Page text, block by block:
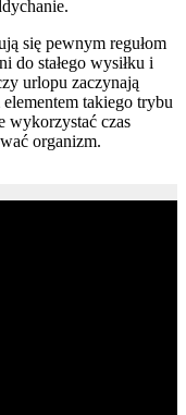
się pewnym regułom
do stałego wysiłku i
urlopu zaczynają
takiego trybu
wykorzystać czas
organizm.